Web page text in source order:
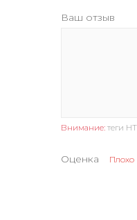
Ваш отзыв
Внимание: теги
Оценка Плохо